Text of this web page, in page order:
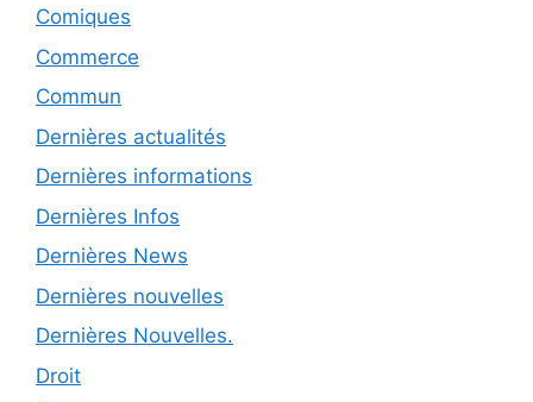
Comiques
Commerce
Commun
Dernières actualités
Dernières informations
Dernières Infos
Dernières News
Dernières nouvelles
Dernières Nouvelles.
Droit